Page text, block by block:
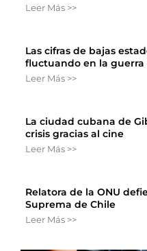
Leer Más >>
Las cifras de bajas
fluctuando en la guerra
Leer Más >>
La ciudad cubana de
crisis gracias al cine
Leer Más >>
Relatora de la ONU
Suprema de Chile
Leer Más >>